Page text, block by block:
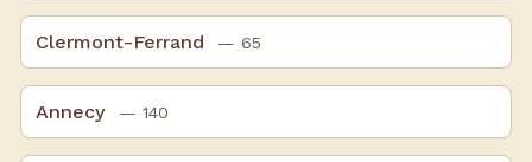
Clermont-Ferrand — 65
Annecy — 140